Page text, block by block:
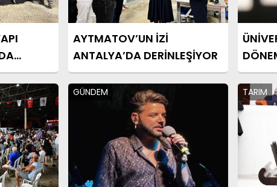
AYTMATOV’UN İZİ
ANTALYA’DA DERİNLEŞİYOR
GÜNDEM TARIM